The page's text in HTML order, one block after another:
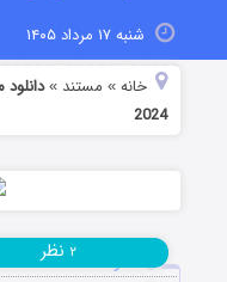
شنبه ۱۷ مرداد ۱۴۰۵
خانه » مستند »
2024
دانلود مستند The Secret Lives of Animals 2024
۲ نظر